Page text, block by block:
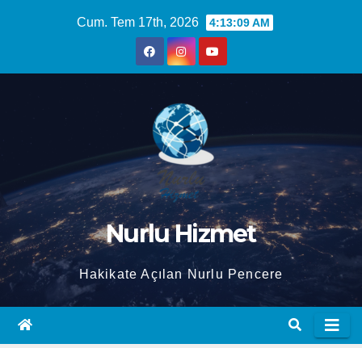
Cum. Tem 17th, 2026 4:13:10 AM
Nurlu Hizmet
Hakikate Açılan Nurlu Pencere